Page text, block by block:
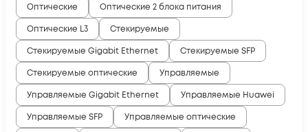
Оптические
Оптические 2 блока питания
Оптические L3
Стекируемые
Стекируемые Gigabit Ethernet
Стекируемые SFP
Стекируемые оптические
Управляемые
Управляемые Gigabit Ethernet
Управляемые Huawei
Управляемые SFP
Управляемые оптические